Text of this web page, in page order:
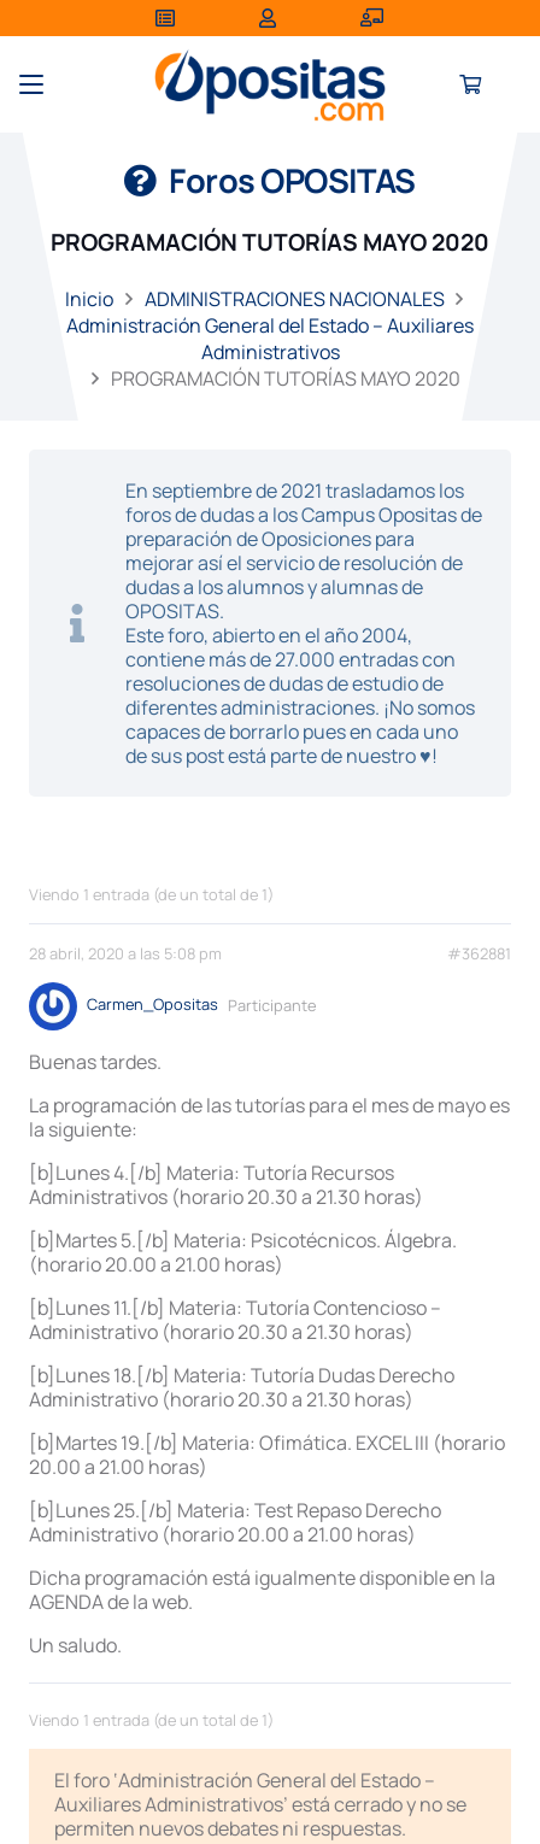
Foros OPOSITAS
PROGRAMACIÓN TUTORÍAS MAYO 2020
Inicio
ADMINISTRACIONES NACIONALES
Administración General del Estado – Auxiliares
Administrativos
PROGRAMACIÓN TUTORÍAS MAYO 2020
En septiembre de 2021 trasladamos los
foros de dudas a los Campus Opositas de
preparación de Oposiciones para
mejorar así el servicio de resolución de
dudas a los alumnos y alumnas de
OPOSITAS.
Este foro, abierto en el año 2004,
contiene más de 27.000 entradas con
resoluciones de dudas de estudio de
diferentes administraciones. ¡No somos
capaces de borrarlo pues en cada uno
de sus post está parte de nuestro ♥!
Viendo 1 entrada (de un total de 1)
28 abril, 2020 a las 5:08 pm #362881
Carmen_Opositas Participante
Buenas tardes.
La programación de las tutorías para el mes de mayo es
la siguiente:
[b]Lunes 4.[/b] Materia: Tutoría Recursos
Administrativos (horario 20.30 a 21.30 horas)
[b]Martes 5.[/b] Materia: Psicotécnicos. Álgebra.
(horario 20.00 a 21.00 horas)
[b]Lunes 11.[/b] Materia: Tutoría Contencioso –
Administrativo (horario 20.30 a 21.30 horas)
[b]Lunes 18.[/b] Materia: Tutoría Dudas Derecho
Administrativo (horario 20.30 a 21.30 horas)
[b]Martes 19.[/b] Materia: Ofimática. EXCEL III (horario
20.00 a 21.00 horas)
[b]Lunes 25.[/b] Materia: Test Repaso Derecho
Administrativo (horario 20.00 a 21.00 horas)
Dicha programación está igualmente disponible en la
AGENDA de la web.
Un saludo.
Viendo 1 entrada (de un total de 1)
El foro ‘Administración General del Estado –
Auxiliares Administrativos’ está cerrado y no se
permiten nuevos debates ni respuestas.